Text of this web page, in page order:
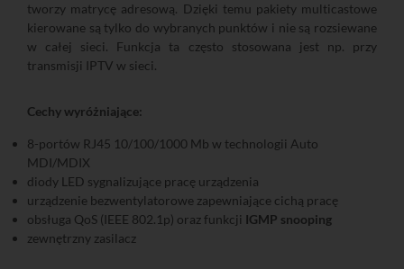
tworzy matrycę adresową. Dzięki temu pakiety multicastowe
kierowane są tylko do wybranych punktów i nie są rozsiewane
w całej sieci. Funkcja ta często stosowana jest np. przy
transmisji IPTV w sieci.
Cechy wyróżniające:
8-portów RJ45 10/100/1000 Mb w technologii Auto
MDI/MDIX
diody LED sygnalizujące pracę urządzenia
urządzenie bezwentylatorowe zapewniające cichą pracę
obsługa QoS (IEEE 802.1p) oraz funkcji IGMP snooping
zewnętrzny zasilacz